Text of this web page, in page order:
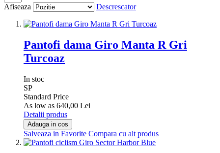
Afiseaza Descrescator
Pantofi dama Giro Manta R Gri
Turcoaz
In stoc
SP
Standard Price
As low as 640,00 Lei
Detalii produs
Adauga in cos
Salveaza in Favorite Compara cu alt produs